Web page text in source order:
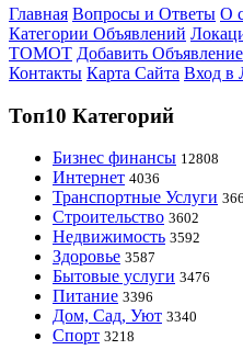
Главная Вопросы и Ответы О
Категории Объявлений
ТОМОТ Добавить Объявление
Контакты Карта Сайта Вход в
Топ10 Категорий
Бизнес финансы 12808
Интернет 4036
Транспортные Услуги
Строительство 3602
Недвижимость 3592
Здоровье 3587
Бытовые услуги 3476
Питание 3396
Дом, Сад, Уют 3340
Спорт 3218